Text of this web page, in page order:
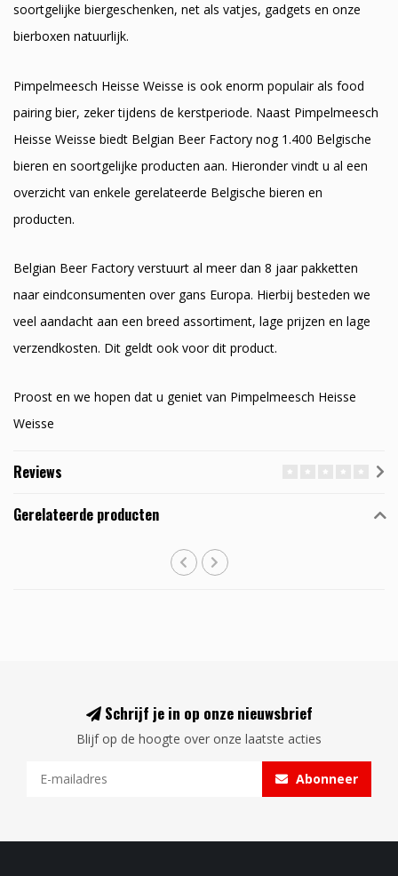
soortgelijke biergeschenken, net als vatjes, gadgets en onze
bierboxen natuurlijk.
Pimpelmeesch Heisse Weisse is ook enorm populair als food
pairing bier, zeker tijdens de kerstperiode. Naast Pimpelmeesch
Heisse Weisse biedt Belgian Beer Factory nog 1.400 Belgische
bieren en soortgelijke producten aan. Hieronder vindt u al een
overzicht van enkele gerelateerde Belgische bieren en
producten.
Belgian Beer Factory verstuurt al meer dan 8 jaar pakketten
naar eindconsumenten over gans Europa. Hierbij besteden we
veel aandacht aan een breed assortiment, lage prijzen en lage
verzendkosten. Dit geldt ook voor dit product.
Proost en we hopen dat u geniet van Pimpelmeesch Heisse
Weisse
Reviews
Gerelateerde producten
Schrijf je in op onze nieuwsbrief
Blijf op de hoogte over onze laatste acties
Abonneer